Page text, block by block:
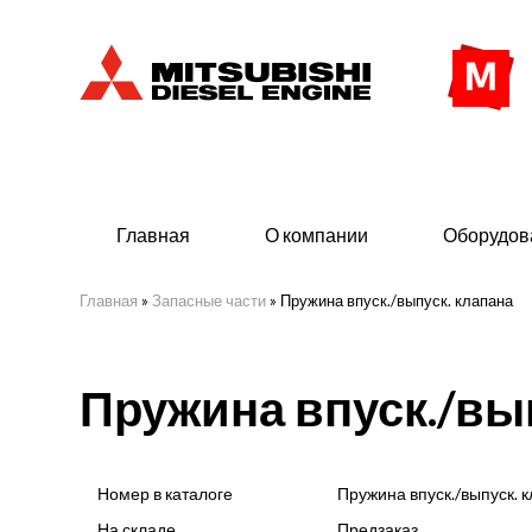
Главная О компании
- Индустриального исполнения
- ДГУ
(380
Главная » Запасные части » Пружина впуск./выпуск. клапана
Пружина впуск./
Номер в каталоге
Пружина впуск./выпуск.